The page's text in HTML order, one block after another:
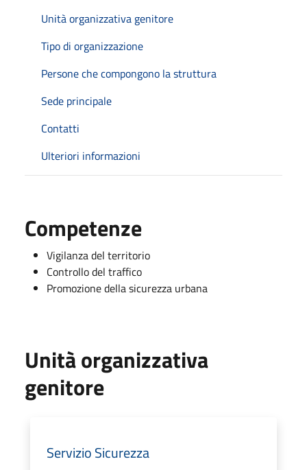
Unità organizzativa genitore
Tipo di organizzazione
Persone che compongono la struttura
Sede principale
Contatti
Ulteriori informazioni
Competenze
Vigilanza del territorio
Controllo del traffico
Promozione della sicurezza urbana
Unità organizzativa
genitore
Servizio Sicurezza